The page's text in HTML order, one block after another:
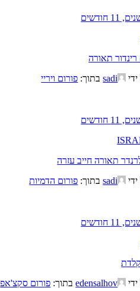
תאורה
sadi בתוך: פורום ויריי
תאורה חייב עזרה
sadi בתוך: פורום הדמיות
edensalhov בתוך: פורום סקצ'אפ